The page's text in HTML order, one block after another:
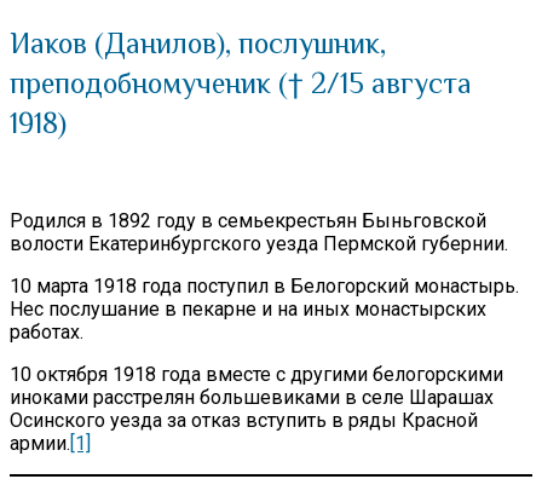
Иаков (Данилов), послушник,
преподобномученик († 2/15 августа
1918)
Родился в 1892 году в семьекрестьян Быньговской
волости Екатеринбургского уезда Пермской губернии.
10 марта 1918 года поступил в Белогорский монастырь.
Нес послушание в пекарне и на иных монастырских
работах.
10 октября 1918 года вместе с другими белогорскими
иноками расстрелян большевиками в селе Шарашах
Осинского уезда за отказ вступить в ряды Красной
армии.[1]